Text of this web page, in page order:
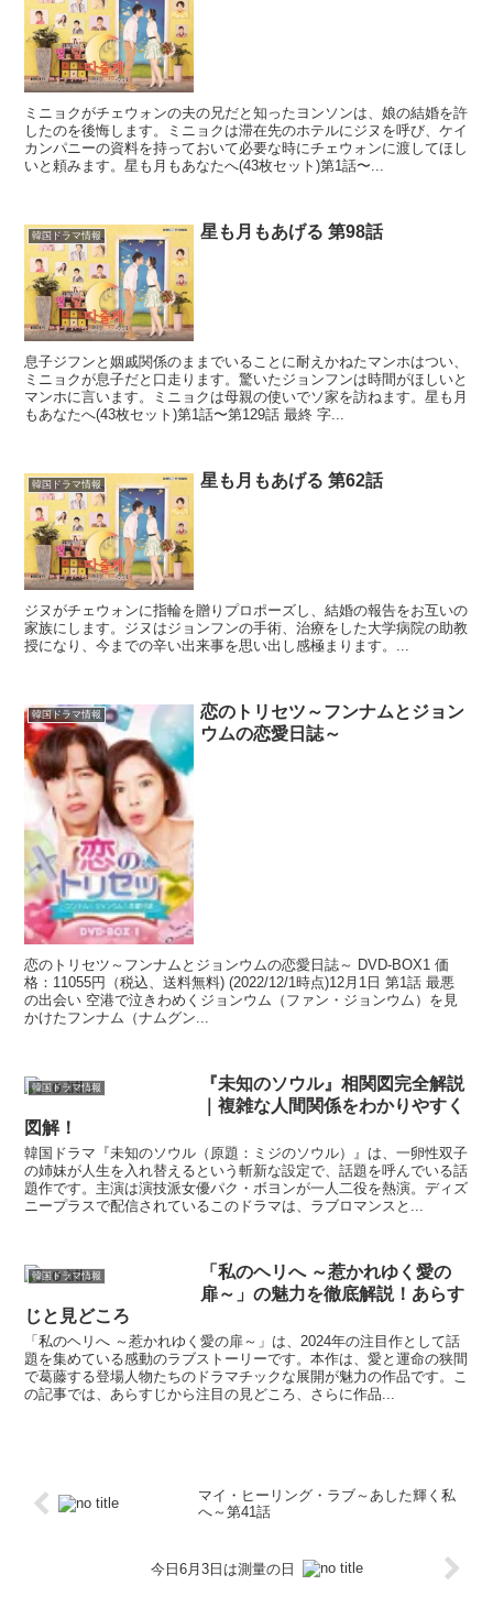
ミニョクがチェウォンの夫の兄だと知ったヨンソンは、娘の結婚を許
したのを後悔します。ミニョクは滞在先のホテルにジヌを呼び、ケイ
カンパニーの資料を持っておいて必要な時にチェウォンに渡してほし
いと頼みます。星も月もあなたへ(43枚セット)第1話〜...
韓国ドラマ情報 星も月もあげる 第98話
息子ジフンと姻戚関係のままでいることに耐えかねたマンホはつい、
ミニョクが息子だと口走ります。驚いたジョンフンは時間がほしいと
マンホに言います。ミニョクは母親の使いでソ家を訪ねます。星も月
もあなたへ(43枚セット)第1話〜第129話 最終 字...
韓国ドラマ情報 星も月もあげる 第62話
ジヌがチェウォンに指輪を贈りプロポーズし、結婚の報告をお互いの
家族にします。ジヌはジョンフンの手術、治療をした大学病院の助教
授になり、今までの辛い出来事を思い出し感極まります。...
韓国ドラマ情報
恋のトリセツ～フンナムとジョン
ウムの恋愛日誌～
恋のトリセツ～フンナムとジョンウムの恋愛日誌～ DVD-BOX1 価
格：11055円（税込、送料無料) (2022/12/1時点)12月1日 第1話 最悪
の出会い 空港で泣きわめくジョンウム（ファン・ジョンウム）を見
かけたフンナム（ナムグン...
韓国ドラマ情報
『未知のソウル』相関図完全解説
｜複雑な人間関係をわかりやすく
図解！
韓国ドラマ『未知のソウル（原題：ミジのソウル）』は、一卵性双子
の姉妹が人生を入れ替えるという斬新な設定で、話題を呼んでいる話
題作です。主演は演技派女優パク・ボヨンが一人二役を熱演。ディズ
ニープラスで配信されているこのドラマは、ラブロマンスと...
韓国ドラマ情報
「私のヘリへ ～惹かれゆく愛の
扉～」の魅力を徹底解説！あらす
じと見どころ
「私のヘリへ ～惹かれゆく愛の扉～」は、2024年の注目作として話
題を集めている感動のラブストーリーです。本作は、愛と運命の狭間
で葛藤する登場人物たちのドラマチックな展開が魅力の作品です。こ
の記事では、あらすじから注目の見どころ、さらに作品...
マイ・ヒーリング・ラブ～あした輝く私
へ～第41話
今日6月3日は測量の日